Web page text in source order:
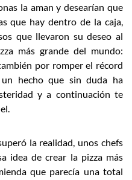
la aman y desearían que
que hay dentro de la caja,
que llevaron su deseo al
más grande del mundo:
por romper el récord
hecho que sin duda ha
y a continuación te
la realidad, unos chefs
idea de crear la pizza más
que parecía una total